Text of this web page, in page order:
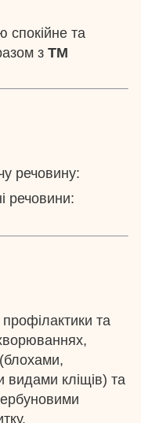
спокійне та
з ТМ
речовину:
речовини:
та
видами кліщів) та